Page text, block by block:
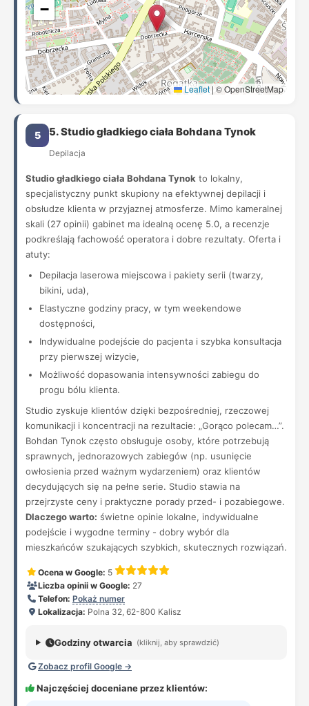
−
Leaflet | © OpenStreetMap
5 5. Studio gładkiego ciała Bohdana Tynok
Depilacja
Studio gładkiego ciała Bohdana Tynok to lokalny,
specjalistyczny punkt skupiony na efektywnej depilacji i
obsłudze klienta w przyjaznej atmosferze. Mimo kameralnej
skali (27 opinii) gabinet ma idealną ocenę 5.0, a recenzje
podkreślają fachowość operatora i dobre rezultaty. Oferta i
atuty:
Depilacja laserowa miejscowa i pakiety serii (twarzy,
bikini, uda),
Elastyczne godziny pracy, w tym weekendowe
dostępności,
Indywidualne podejście do pacjenta i szybka konsultacja
przy pierwszej wizycie,
Możliwość dopasowania intensywności zabiegu do
progu bólu klienta.
Studio zyskuje klientów dzięki bezpośredniej, rzeczowej
komunikacji i koncentracji na rezultacie: „Gorąco polecam…”.
Bohdan Tynok często obsługuje osoby, które potrzebują
sprawnych, jednorazowych zabiegów (np. usunięcie
owłosienia przed ważnym wydarzeniem) oraz klientów
decydujących się na pełne serie. Studio stawia na
przejrzyste ceny i praktyczne porady przed- i pozabiegowe.
Dlaczego warto: świetne opinie lokalne, indywidualne
podejście i wygodne terminy - dobry wybór dla
mieszkańców szukających szybkich, skutecznych rozwiązań.
Ocena w Google: 5
Liczba opinii w Google: 27
Telefon: Pokaż numer
Lokalizacja: Polna 32, 62-800 Kalisz
Godziny otwarcia (kliknij, aby sprawdzić)
Zobacz profil Google →
Najczęściej doceniane przez klientów: